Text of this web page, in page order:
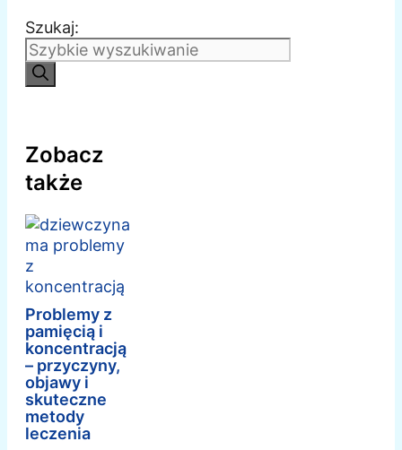
Szukaj:
Zobacz
także
Problemy z
pamięcią i
koncentracją
– przyczyny,
objawy i
skuteczne
metody
leczenia